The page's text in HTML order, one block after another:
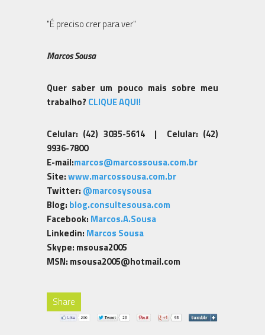
"É preciso crer para ver"
Marcos Sousa
Quer saber um pouco mais sobre meu
trabalho? CLIQUE AQUI!
Celular: (42) 3035-5614 | Celular: (42)
9936-7800
E-mail:marcos@marcossousa.com.br
Site:www.marcossousa.com.br
Twitter: @marcosysousa
Blog: blog.consultesousa.com
Facebook: Marcos.A.Sousa
Linkedin: Marcos Sousa
Skype: msousa2005
MSN: msousa2005@hotmail.com
Share